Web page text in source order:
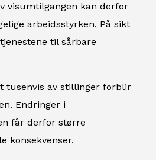
visumtilgangen kan derfor
arbeidsstyrken. På sikt
til sårbare
tusenvis av stillinger forblir
Endringer i
får derfor større
konsekvenser.